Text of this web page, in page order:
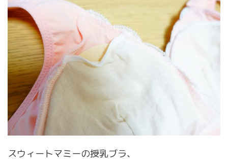
スウィートマミーの授乳ブラ、